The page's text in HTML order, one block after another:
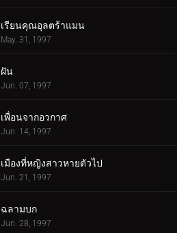
เรียนคุณอุลตร้าแมน
May. 31, 1997
ฝัน
Jun. 07, 1997
เพื่อนจากอวกาศ
Jun. 14, 1997
เมืองที่หญิงสาวหายตัวไป
Jun. 21, 1997
ฉลามบก
Jun. 28, 1997